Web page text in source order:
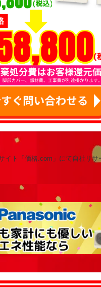
イト「価格.com」にて自社リサ